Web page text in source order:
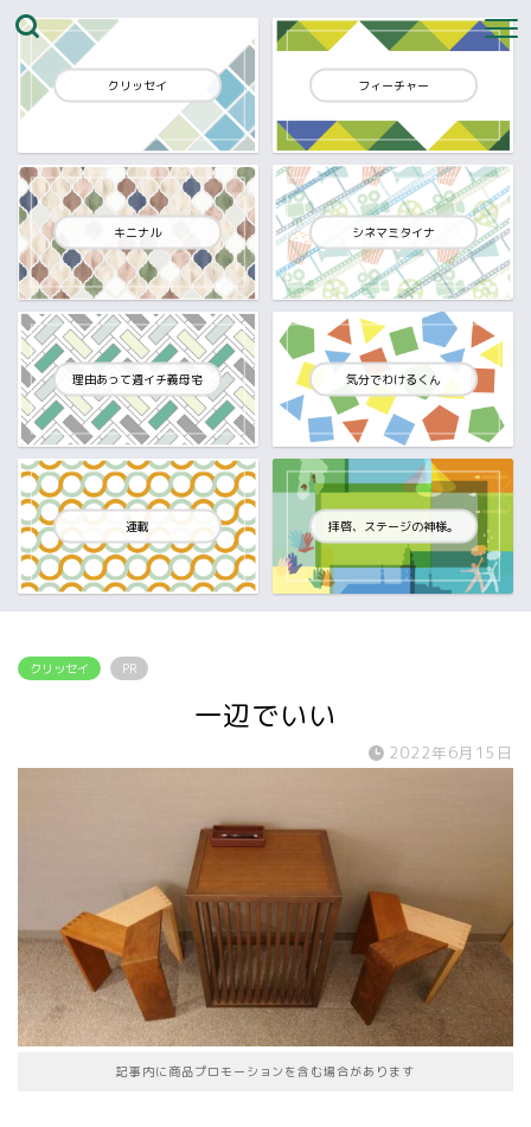
クリッセイ フィーチャー
キニナル シネマミタイナ
理由あって週イチ義母宅 気分でわけるくん
連載 拝啓、ステージの神様。
クリッセイ PR
一辺でいい
2022年6月15日
記事内に商品プロモーションを含む場合があります